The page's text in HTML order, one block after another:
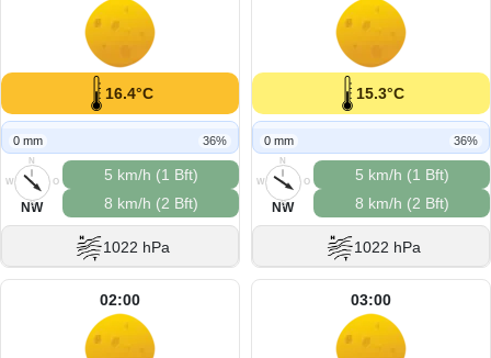
16.4°C
0 mm 36%
N
O
S
W
NW
5 km/h (1 Bft)
8 km/h (2 Bft)
1022 hPa
15.3°C
0 mm 36%
N
O
S
W
NW
5 km/h (1 Bft)
8 km/h (2 Bft)
1022 hPa
02:00 03:00